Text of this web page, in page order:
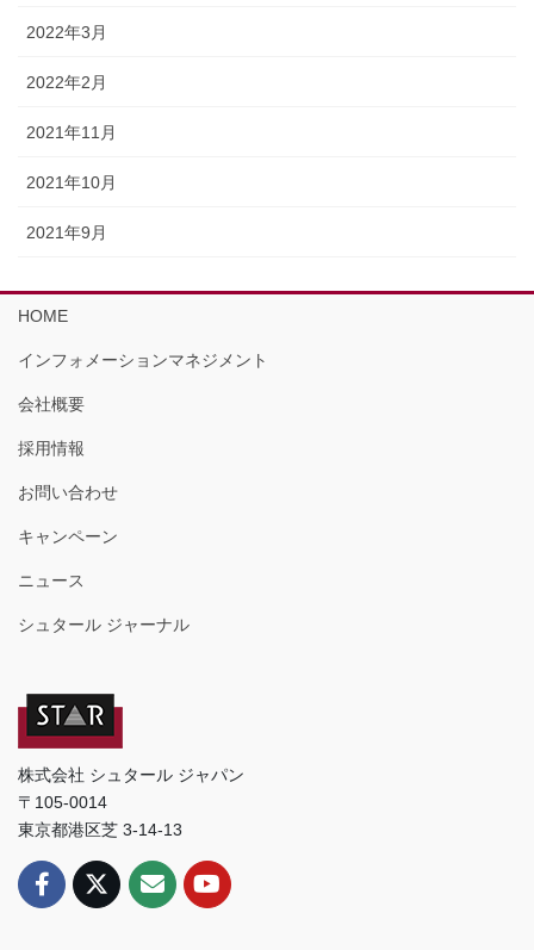
2022年3月
2022年2月
2021年11月
2021年10月
2021年9月
HOME
インフォメーションマネジメント
会社概要
採用情報
お問い合わせ
キャンペーン
ニュース
シュタール ジャーナル
株式会社 シュタール ジャパン
〒105-0014
東京都港区芝 3-14-13